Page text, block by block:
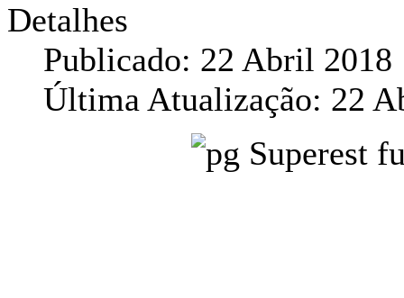
Detalhes
Publicado: 22 Abril 2018
Última Atualização: 22